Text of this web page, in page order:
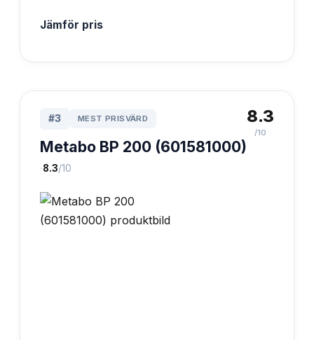
Jämför pris
#3 MEST PRISVÄRD
Metabo BP 200 (601581000)
·8.3/10
8.3
/10